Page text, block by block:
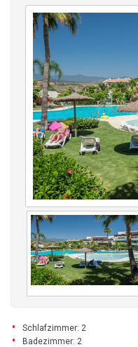
Schlafzimmer: 2
Badezimmer: 2